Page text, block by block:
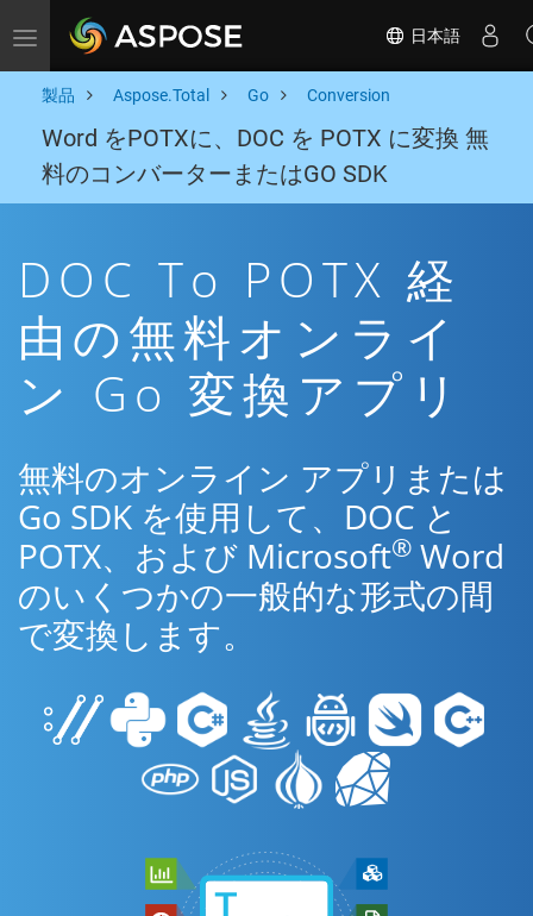
Toggle navigation 日本語
製品 Aspose.Total Go Conversion
Word をPOTXに、DOC を POTX に変換 無
料のコンバーターまたはGO SDK
DOC To POTX 経
由の無料オンライ
ン Go 変換アプリ
無料のオンライン アプリまたは
Go SDK を使用して、DOC と
POTX、および Microsoft® Word
のいくつかの一般的な形式の間
で変換します。